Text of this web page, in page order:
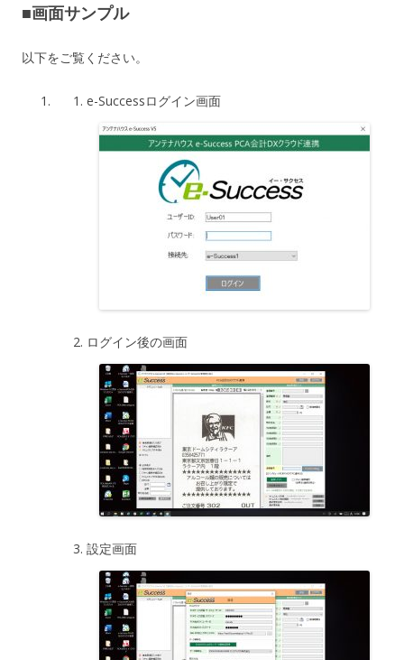
■画面サンプル
以下をご覧ください。
e-Successログイン画面
ログイン後の画面
設定画面